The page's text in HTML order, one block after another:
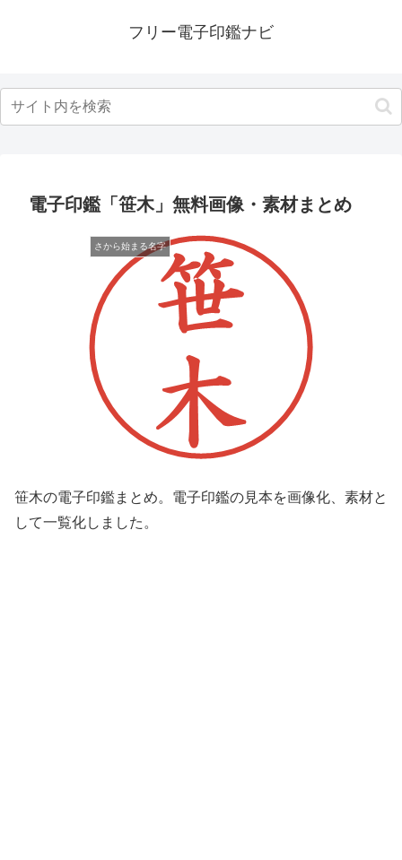
フリー電子印鑑ナビ
電子印鑑「笹木」無料画像・素材まとめ
さから始まる名字
笹木の電子印鑑まとめ。電子印鑑の見本を画像化、素材と
して一覧化しました。